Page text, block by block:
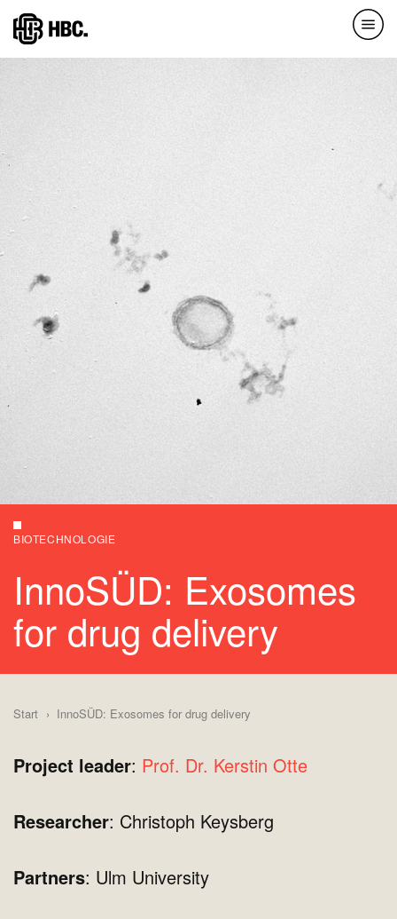
Direkt
zum
Inhalt
BIOTECHNOLOGIE
InnoSÜD: Exosomes
for drug delivery
Start InnoSÜD: Exosomes for drug delivery
Project leader: Prof. Dr. Kerstin Otte
Researcher: Christoph Keysberg
Partners: Ulm University